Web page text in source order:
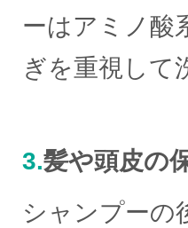
ーはアミノ酸
ぎを重視して
3.髪や頭皮の
シャンプーの